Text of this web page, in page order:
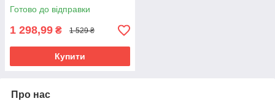
Готово до відправки
1 298,99 ₴ 1 529 ₴
Купити
Про нас